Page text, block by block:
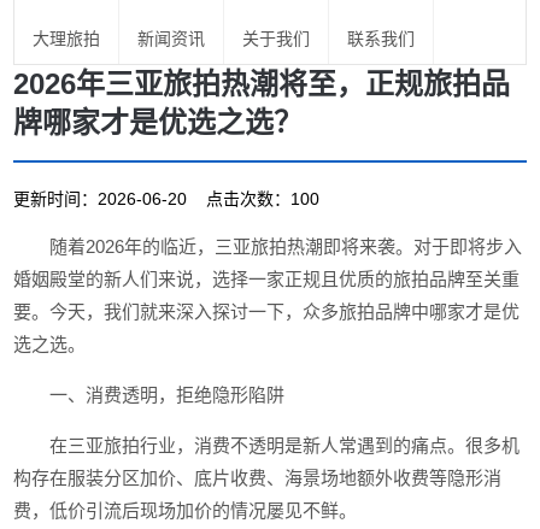
大理旅拍 新闻资讯 关于我们 联系我们
2026年三亚旅拍热潮将至，正规旅拍品
牌哪家才是优选之选？
更新时间：2026-06-20 点击次数：100
随着2026年的临近，三亚旅拍热潮即将来袭。对于即将步入
婚姻殿堂的新人们来说，选择一家正规且优质的旅拍品牌至关重
要。今天，我们就来深入探讨一下，众多旅拍品牌中哪家才是优
选之选。
一、消费透明，拒绝隐形陷阱
在三亚旅拍行业，消费不透明是新人常遇到的痛点。很多机
构存在服装分区加价、底片收费、海景场地额外收费等隐形消
费，低价引流后现场加价的情况屡见不鲜。